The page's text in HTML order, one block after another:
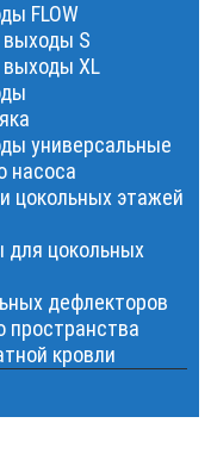
FLOW
S
XL
универсальные
насоса
цокольных этажей
цокольных
дефлекторов
пространства
кровли